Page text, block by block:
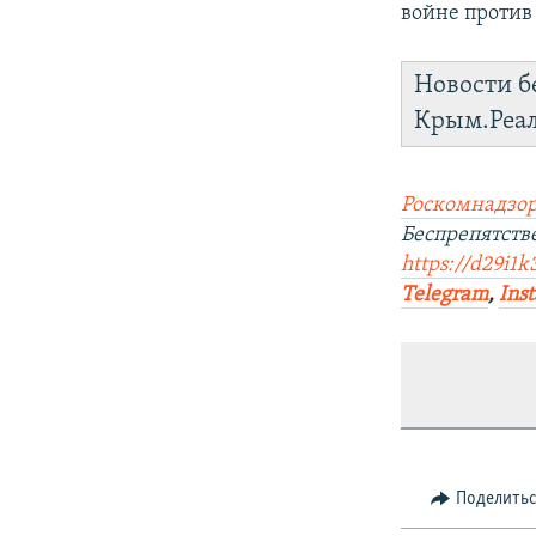
войне
Новости
https://
Telegram,